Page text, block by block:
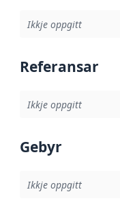
Ikkje oppgitt
Referansar
Ikkje oppgitt
Gebyr
Ikkje oppgitt